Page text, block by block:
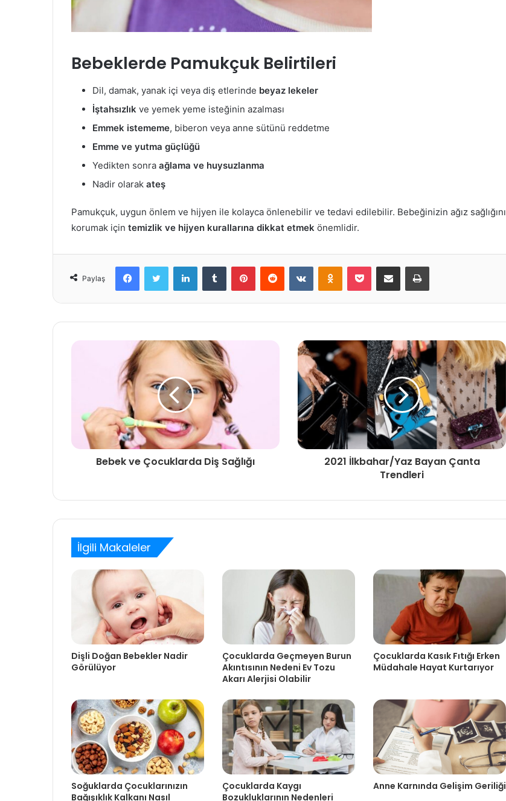
Bebeklerde Pamukçuk Belirtileri
Dil, damak, yanak içi veya diş etlerinde beyaz lekeler
İştahsızlık ve yemek yeme isteğinin azalması
Emmek istememe, biberon veya anne sütünü reddetme
Emme ve yutma güçlüğü
Yedikten sonra ağlama ve huysuzlanma
Nadir olarak ateş
Pamukçuk, uygun önlem ve hijyen ile kolayca önlenebilir ve tedavi edilebilir. Bebeğinizin ağız sağlığını
korumak için temizlik ve hijyen kurallarına dikkat etmek önemlidir.
Paylaş
FacebookTwitter LinkedInTumblr PinterestReddit VKontakteOdnoklassniki
Pocket E-Posta ile paylaş Yazdır
Bebek ve Çocuklarda Diş Sağlığı
2021 İlkbahar/Yaz Bayan Çanta
Trendleri
İlgili Makaleler
Dişli Doğan Bebekler Nadir
Görülüyor
Çocuklarda Geçmeyen Burun
Akıntısının Nedeni Ev Tozu
Akarı Alerjisi Olabilir
Çocuklarda Kasık Fıtığı Erken
Müdahale Hayat Kurtarıyor
Soğuklarda Çocuklarınızın
Bağışıklık Kalkanı Nasıl
Çocuklarda Kaygı
Bozukluklarının Nedenleri
Anne Karnında Gelişim Geriliği